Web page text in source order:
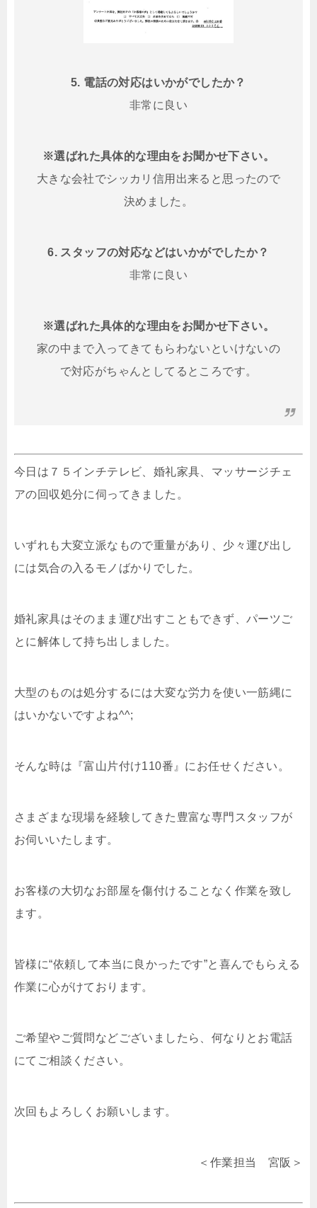
5. 電話の対応はいかがでしたか？
非常に良い
※選ばれた具体的な理由をお聞かせ下さい。
大きな会社でシッカリ信用出来ると思ったので
決めました。
6. スタッフの対応などはいかがでしたか？
非常に良い
※選ばれた具体的な理由をお聞かせ下さい。
家の中まで入ってきてもらわないといけないの
で対応がちゃんとしてるところです。
今日は７５インチテレビ、婚礼家具、マッサージチェ
アの回収処分に伺ってきました。
いずれも大変立派なもので重量があり、少々運び出し
には気合の入るモノばかりでした。
婚礼家具はそのまま運び出すこともできず、パーツご
とに解体して持ち出しました。
大型のものは処分するには大変な労力を使い一筋縄に
はいかないですよね^^;
そんな時は『富山片付け110番』にお任せください。
さまざまな現場を経験してきた豊富な専門スタッフが
お伺いいたします。
お客様の大切なお部屋を傷付けることなく作業を致し
ます。
皆様に“依頼して本当に良かったです”と喜んでもらえる
作業に心がけております。
ご希望やご質問などございましたら、何なりとお電話
にてご相談ください。
次回もよろしくお願いします。
＜作業担当 宮阪＞